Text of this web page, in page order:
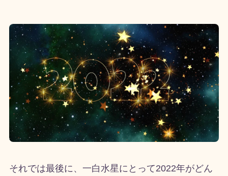
それでは最後に、一白水星にとって2022年がどん